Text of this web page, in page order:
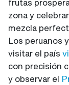
frutas
zona y
mezcla
Los peruanos
visitar el país
con precisión
y observar el